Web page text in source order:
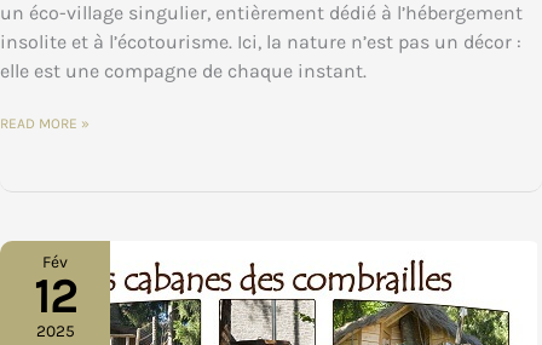
un éco-village singulier, entièrement dédié à l’hébergement
insolite et à l’écotourisme. Ici, la nature n’est pas un décor :
elle est une compagne de chaque instant.
OFFRIR
CŒUR
ET
CADEAU
READ MORE »
Fév
12
2025